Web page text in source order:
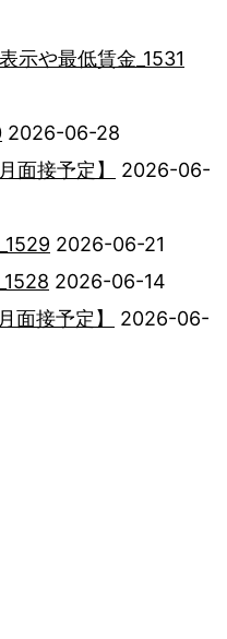
示や最低賃金_1531
2026-06-28
面接予定】
2026-06-
2026-06-21
2026-06-14
面接予定】
2026-06-